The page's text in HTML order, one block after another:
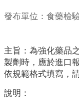
專
業
員
區
主
題
發布單位：食藥檢
主旨：為強化藥品
製劑時，應於進口
依規範格式填寫，請
說明：